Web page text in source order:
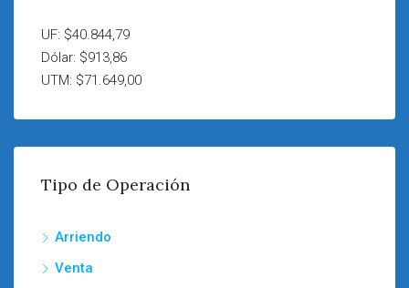
UF: $40.844,79
Dólar: $913,86
UTM: $71.649,00
Tipo de Operación
Arriendo
Venta